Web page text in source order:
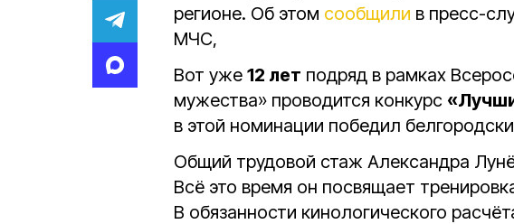
регионе. Об этом сообщили в пресс-
МЧС,
Вот уже 12 лет подряд в рамках
мужества» проводится конкурс
в этой номинации победил
Общий трудовой стаж Александра
Всё это время он посвящает
В обязанности кинологического